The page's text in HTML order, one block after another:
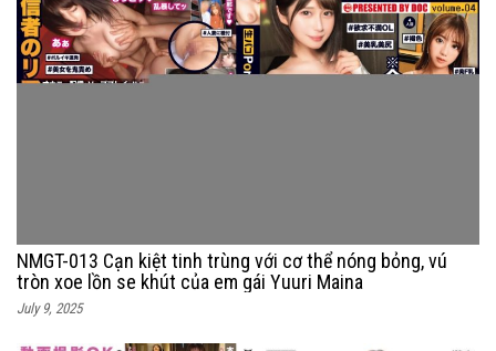
NMGT-013 Cạn kiệt tinh trùng với cơ thể nóng bỏng, vú
tròn xoe lồn se khút của em gái Yuuri Maina
July 9, 2025